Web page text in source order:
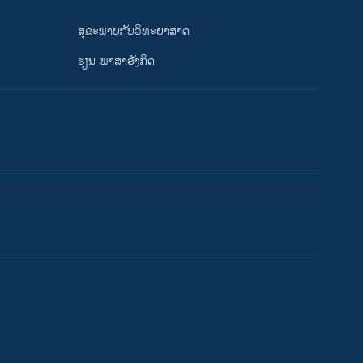
ສຸຂະພາບກັບວິທະຍາສາດ
ຮຽນ-ພາສາອັງກິດ